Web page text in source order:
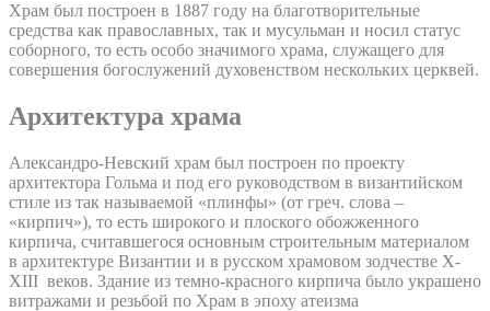
Храм был построен в 1887 году на благотворительные
средства как православных, так и мусульман и носил статус
соборного, то есть особо значимого храма, служащего для
совершения богослужений духовенством нескольких церквей.
Архитектура храма
Александро-Невский храм был построен по проекту
архитектора Гольма и под его руководством в византийском
стиле из так называемой «плинфы» (от греч. слова –
«кирпич»), то есть широкого и плоского обожженного
кирпича, считавшегося основным строительным материалом
в архитектуре Византии и в русском храмовом зодчестве X-
XIII веков. Здание из темно-красного кирпича было украшено
витражами и резьбой по Храм в эпоху атеизма